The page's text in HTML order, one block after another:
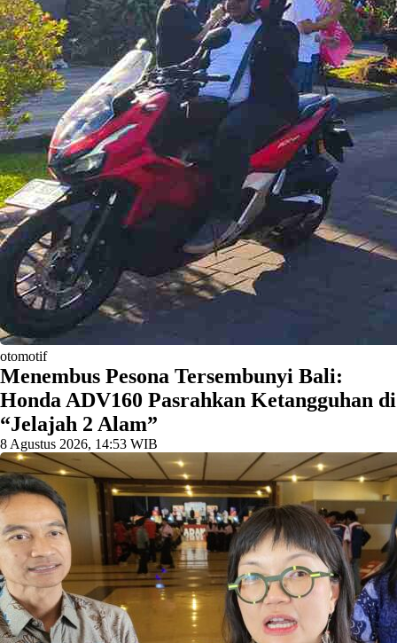
otomotif
Menembus Pesona Tersembunyi Bali:
Honda ADV160 Pasrahkan Ketangguhan di
“Jelajah 2 Alam”
8 Agustus 2026, 14:53 WIB